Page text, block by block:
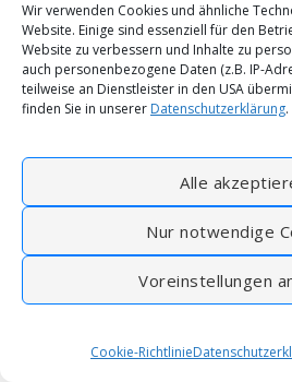
Wir verwenden Cookies und ähnliche
Website. Einige sind essenziell für den
Website zu verbessern und Inhalte zu
auch personenbezogene Daten (z.B. IP-
teilweise an Dienstleister in den USA
finden Sie in unserer Datenschutzerklärung.
Alle
Nur notwendige
Voreinstellungen
Cookie-Richtlinie
2026 © Nico Stanitzok |Bard
Impressum
Cookie-Richtlinie
ZURÜCK NACH